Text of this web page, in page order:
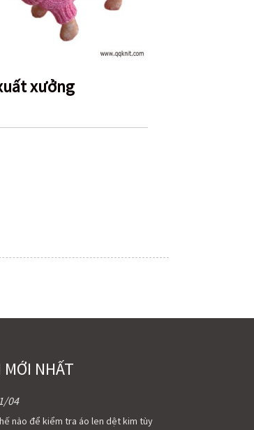
xưởng
MỚI NHẤT
04
nào để kiểm tra áo len dệt kim tùy